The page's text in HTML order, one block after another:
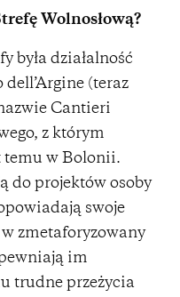
Wolnosłową?
była działalność
dell’Argine (teraz
Cantieri
z którym
temu w Bolonii.
do projektów osoby
swoje
zmetaforyzowany
im
trudne przeżycia